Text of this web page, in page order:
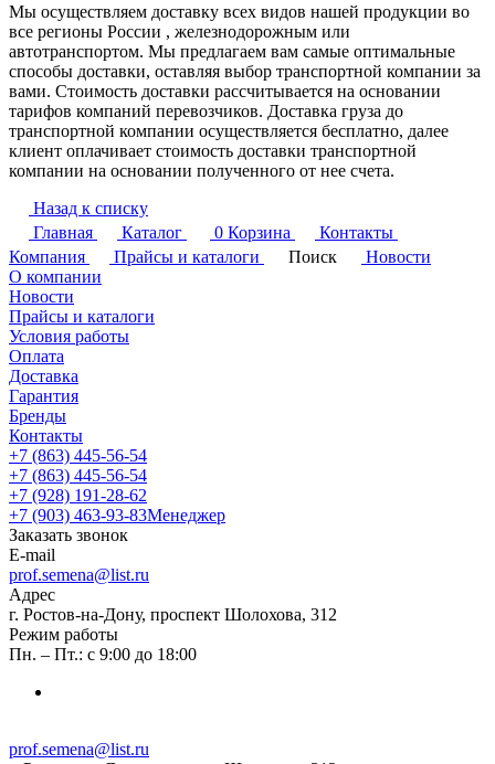
Мы осуществляем доставку всех видов нашей продукции во
все регионы России , железнодорожным или
автотранспортом. Мы предлагаем вам самые оптимальные
способы доставки, оставляя выбор транспортной компании за
вами. Стоимость доставки рассчитывается на основании
тарифов компаний перевозчиков. Доставка груза до
транспортной компании осуществляется бесплатно, далее
клиент оплачивает стоимость доставки транспортной
компании на основании полученного от нее счета.
Назад к списку
Главная
Каталог 0 Корзина
Контакты
Компания
Прайсы и каталоги Поиск
Новости
О компании
Новости
Прайсы и каталоги
Условия работы
Оплата
Доставка
Гарантия
Бренды
Контакты
+7 (863) 445-56-54
+7 (863) 445-56-54
+7 (928) 191-28-62
+7 (903) 463-93-83Менеджер
Заказать звонок
E-mail
prof.semena@list.ru
Адрес
г. Ростов-на-Дону, проспект Шолохова, 312
Режим работы
Пн. – Пт.: с 9:00 до 18:00
prof.semena@list.ru